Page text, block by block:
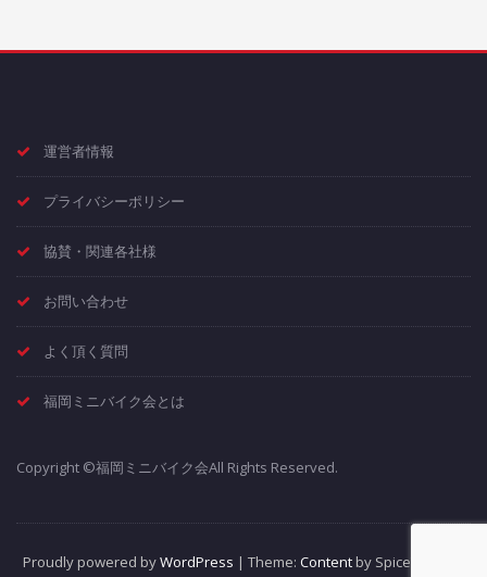
運営者情報
プライバシーポリシー
協賛・関連各社様
お問い合わせ
よく頂く質問
福岡ミニバイク会とは
Copyright ©福岡ミニバイク会All Rights Reserved.
Proudly powered byWordPress | Theme: Content by SpiceThemes